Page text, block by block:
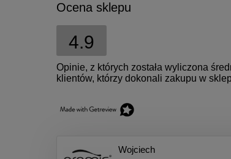
Ocena sklepu
4.9
Opinie, z których została wyliczona
klientów, którzy dokonali zakupu w
Wojciech